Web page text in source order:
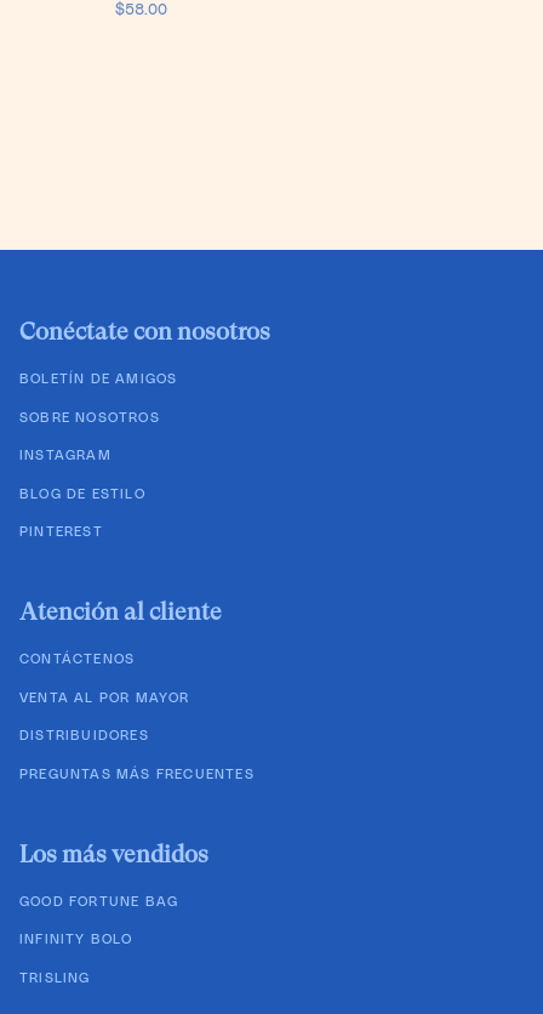
$58.00
Conéctate con nosotros
BOLETÍN DE AMIGOS
SOBRE NOSOTROS
INSTAGRAM
BLOG DE ESTILO
PINTEREST
Atención al cliente
CONTÁCTENOS
VENTA AL POR MAYOR
DISTRIBUIDORES
PREGUNTAS MÁS FRECUENTES
Los más vendidos
GOOD FORTUNE BAG
INFINITY BOLO
TRISLING